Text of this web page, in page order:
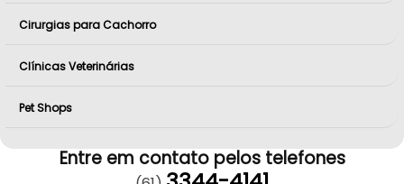
Cirurgias para Cachorro
Clínicas Veterinárias
Pet Shops
Entre em contato pelos telefones